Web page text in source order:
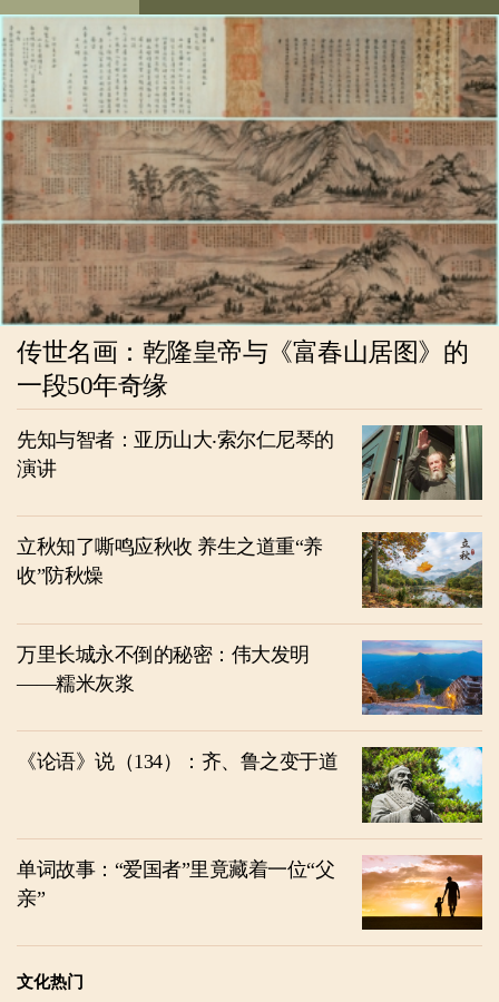
传世名画：乾隆皇帝与《富春山居图》的
一段50年奇缘
先知与智者：亚历山大‧索尔仁尼琴的
演讲
立秋知了嘶鸣应秋收 养生之道重“养
收”防秋燥
万里长城永不倒的秘密：伟大发明
——糯米灰浆
《论语》说（134）：齐、鲁之变于道
单词故事：“爱国者”里竟藏着一位“父
亲”
文化热门